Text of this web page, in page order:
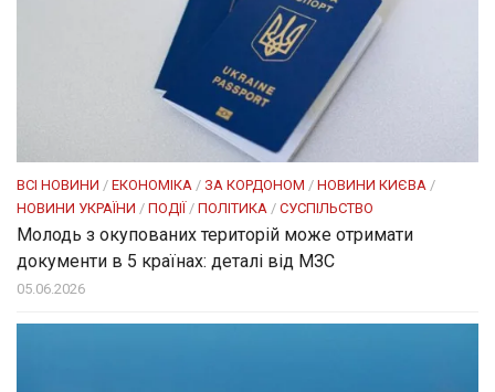
ВСІ НОВИНИ / ЕКОНОМІКА / ЗА КОРДОНОМ / НОВИНИ КИЄВА /
НОВИНИ УКРАЇНИ / ПОДІЇ/ ПОЛІТИКА / СУСПІЛЬСТВО
Молодь з окупованих територій може отримати
документи в 5 країнах: деталі від МЗС
05.06.2026